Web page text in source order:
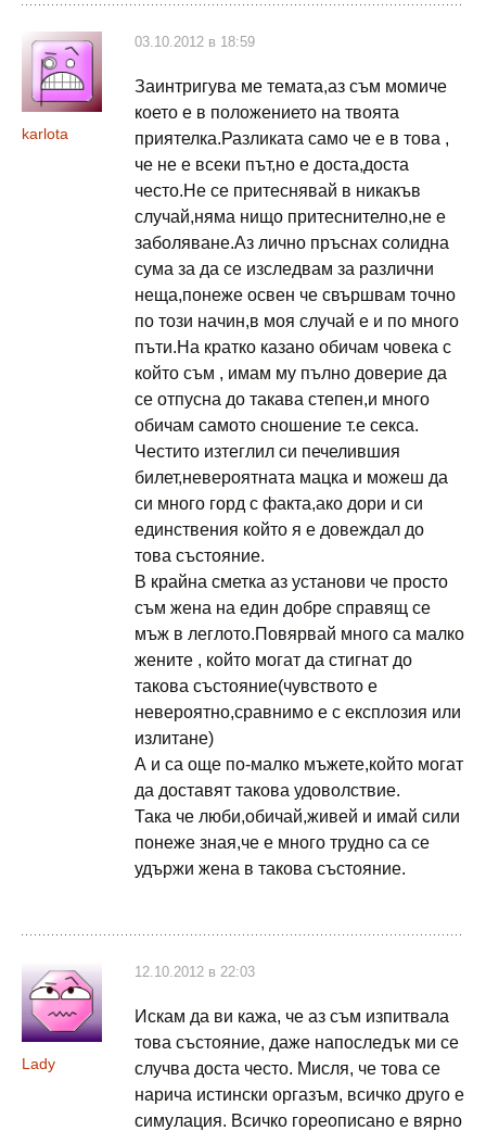
karlota
03.10.2012 в 18:59
Заинтригува ме темата,аз съм момиче
което е в положението на твоята
приятелка.Разликата само че е в това ,
че не е всеки път,но е доста,доста
често.Не се притеснявай в никакъв
случай,няма нищо притеснително,не е
заболяване.Аз лично пръснах солидна
сума за да се изследвам за различни
неща,понеже освен че свършвам точно
по този начин,в моя случай е и по много
пъти.На кратко казано обичам човека с
който съм , имам му пълно доверие да
се отпусна до такава степен,и много
обичам самото сношение т.е секса.
Честито изтеглил си печелившия
билет,невероятната мацка и можеш да
си много горд с факта,ако дори и си
единствения който я е довеждал до
това състояние.
В крайна сметка аз установи че просто
съм жена на един добре справящ се
мъж в леглото.Повярвай много са малко
жените , който могат да стигнат до
такова състояние(чувството е
невероятно,сравнимо е с експлозия или
излитане)
А и са още по-малко мъжете,който могат
да доставят такова удоволствие.
Така че люби,обичай,живей и имай сили
понеже зная,че е много трудно са се
удържи жена в такова състояние.
Lady
12.10.2012 в 22:03
Искам да ви кажа, че аз съм изпитвала
това състояние, даже напоследък ми се
случва доста често. Мисля, че това се
нарича истински оргазъм, всичко друго е
симулация. Всичко гореописано е вярно